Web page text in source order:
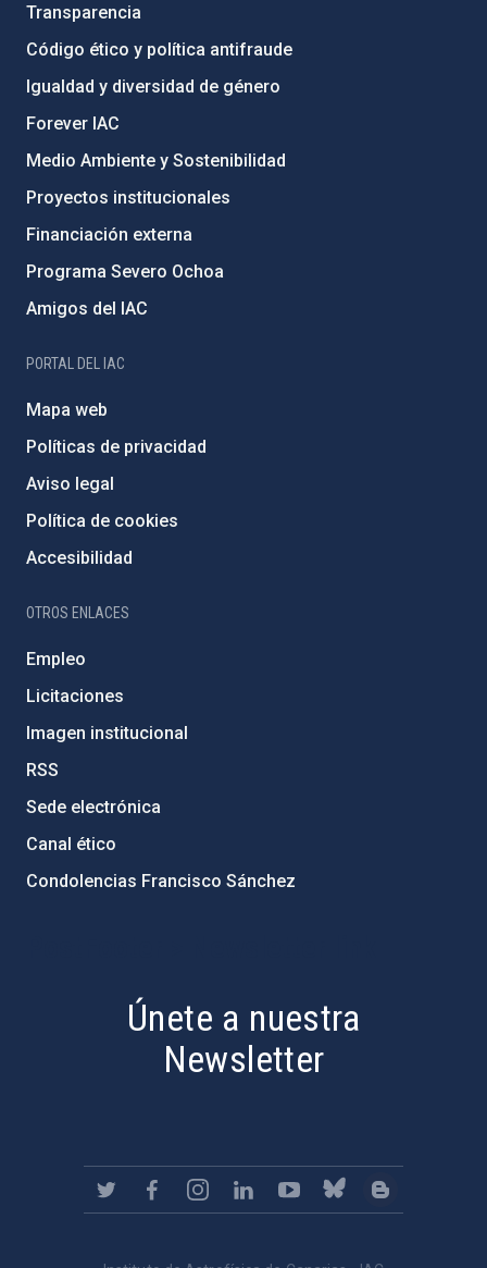
Transparencia
Código ético y política antifraude
Igualdad y diversidad de género
Forever IAC
Medio Ambiente y Sostenibilidad
Proyectos institucionales
Financiación externa
Programa Severo Ochoa
Amigos del IAC
PORTAL DEL IAC
Mapa web
Políticas de privacidad
Aviso legal
Política de cookies
Accesibilidad
OTROS ENLACES
Empleo
Licitaciones
Imagen institucional
RSS
Sede electrónica
Canal ético
Condolencias Francisco Sánchez
Únete a nuestra
Newsletter